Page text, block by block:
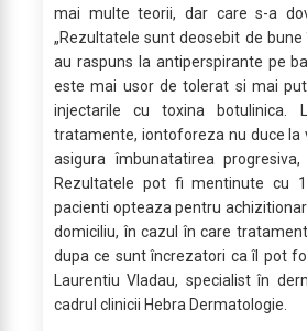
mai multe teorii, dar care s-a
„Rezultatele sunt deosebit de
au raspuns la antiperspirante pe
este mai usor de tolerat si mai
injectarile cu toxina
tratamente, iontoforeza nu duce la
asigura îmbunatatirea
Rezultatele pot fi mentinute cu
pacienti opteaza pentru
domiciliu, în cazul în care
dupa ce sunt încrezatori ca îl pot
Laurentiu Vladau, specialist în
cadrul clinicii Hebra Dermatologie.